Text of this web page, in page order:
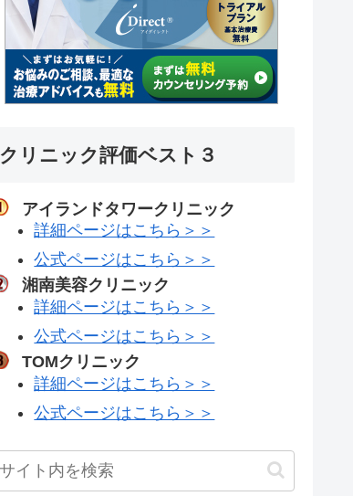
クリニック評価ベスト３
アイランドタワークリニック
詳細ページはこちら＞＞
公式ページはこちら＞＞
湘南美容クリニック
詳細ページはこちら＞＞
公式ページはこちら＞＞
TOMクリニック
詳細ページはこちら＞＞
公式ページはこちら＞＞